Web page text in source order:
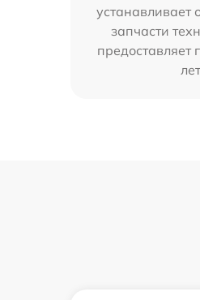
устанавливает
запчасти
предоставляет